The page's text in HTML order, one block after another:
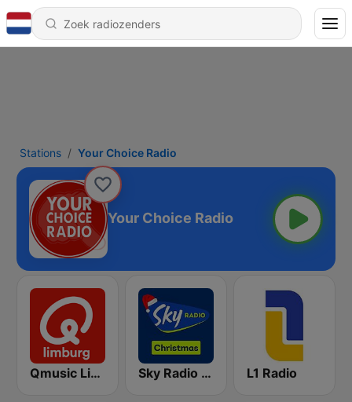
Stations Your Choice Radio
Your Choice Radio
Qmusic Limburg Sky Radio Christmas L1 Radio